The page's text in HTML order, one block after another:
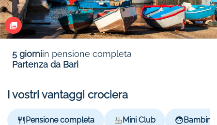
5 giorniin pensione completa
Partenza da Bari
I vostri vantaggi crociera
Pensione completa Mini Club Bambini